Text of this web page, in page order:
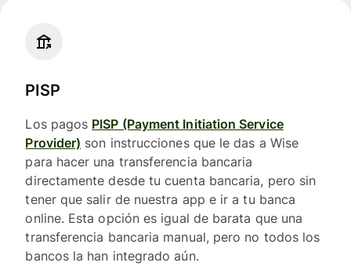
PISP
Los pagos PISP (Payment Initiation Service
Provider) son instrucciones que le das a Wise
para hacer una transferencia bancaria
directamente desde tu cuenta bancaria, pero sin
tener que salir de nuestra app e ir a tu banca
online. Esta opción es igual de barata que una
transferencia bancaria manual, pero no todos los
bancos la han integrado aún.